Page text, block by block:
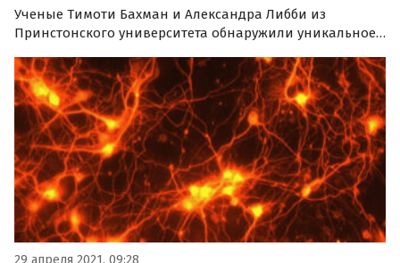
Ученые Тимоти Бахман и Александра Либби из
Принстонского университета обнаружили уникальное
опубликованному в журнале Nature Neuroscience, он
может буквально «разворачивать» воспоминания о
прошлом…
29 апреля 2021, 09:28